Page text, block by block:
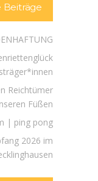
Beiträge
Reichtümer
Füßen
| ping pong
2026 im